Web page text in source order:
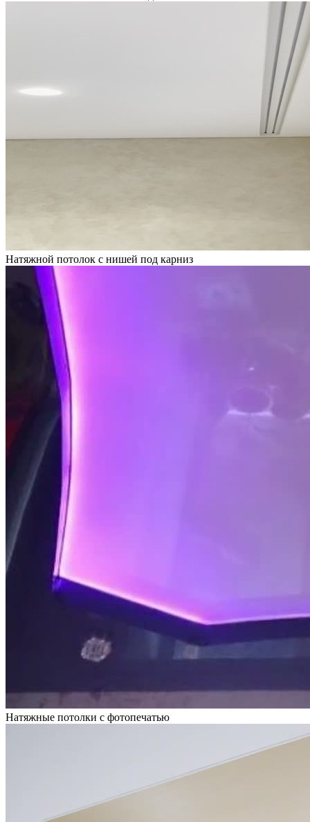
Натяжной потолок с нишей под карниз
Натяжные потолки с фотопечатью